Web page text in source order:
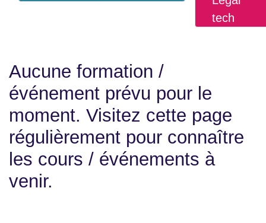
tech
Aucune formation /
événement prévu pour le
moment. Visitez cette page
régulièrement pour connaître
les cours / événements à
venir.